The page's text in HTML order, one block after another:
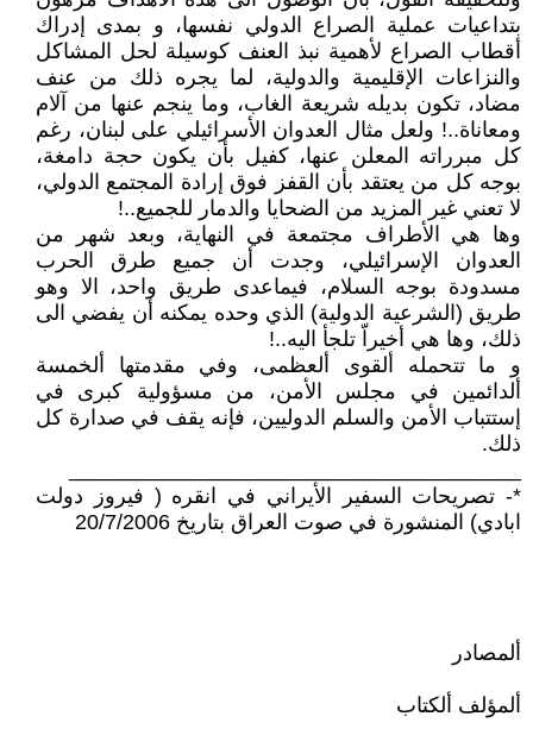
بتداعيات عملية الصراع الدولي نفسها، و بمدى إدراك
أقطاب الصراع لأهمية نبذ العنف كوسيلة لحل المشاكل
والنزاعات الإقليمية والدولية، لما يجره ذلك من عنف
مضاد، تكون بديله شريعة الغاب، وما ينجم عنها من آلام
ومعاناة..! ولعل مثال العدوان الأسرائيلي على لبنان، رغم
كل مبرراته المعلن عنها، كفيل بأن يكون حجة دامغة،
بوجه كل من يعتقد بأن القفز فوق إرادة المجتمع الدولي،
لا تعني غير المزيد من الضحايا والدمار للجميع..!
وها هي الأطراف مجتمعة في النهاية، وبعد شهر من
العدوان الإسرائيلي، وجدت أن جميع طرق الحرب
مسدودة بوجه السلام، فيماعدى طريق واحد، الا وهو
طريق (الشرعية الدولية) الذي وحده يمكنه أن يفضي الى
ذلك، وها هي أخيراّ تلجأ اليه..!
و ما تتحمله ألقوى ألعظمى، وفي مقدمتها ألخمسة
ألدائمين في مجلس الأمن، من مسؤولية كبرى في
إستتباب الأمن والسلم الدوليين، فإنه يقف في صدارة كل
ذلك.
*- تصريحات السفير الأيراني في انقره ( فيروز دولت
ابادي) المنشورة في صوت العراق بتاريخ 20/7/2006
ألمصادر
ألمؤلف ألكتاب